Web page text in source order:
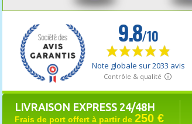
LIVRAISON EXPRESS 24/48H
Frais de port offert à partir de 250 €